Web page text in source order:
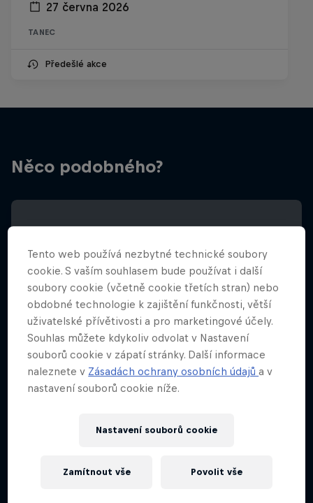
27 června 2026
TANEC
Předešlé akce
Něco podobného?
Red Bull Dance Your Style 2026: Brno
Tento web používá nezbytné technické soubory
cookie. S vaším souhlasem bude používat i další
soubory cookie (včetně cookie třetích stran) nebo
obdobné technologie k zajištění funkčnosti, větší
uživatelské přívětivosti a pro marketingové účely.
Souhlas můžete kdykoliv odvolat v Nastavení
souborů cookie v zápatí stránky. Další informace
naleznete v Zásadách ochrany osobních údajůa v
nastavení souborů cookie níže.
Nastavení souborů cookie
Zamítnout vše Povolit vše